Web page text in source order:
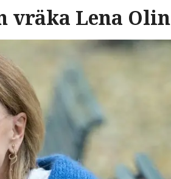
vräka Lena Olin